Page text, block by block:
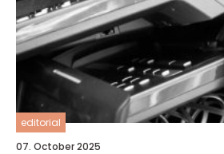
editorial
07. October 2025